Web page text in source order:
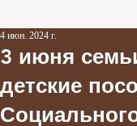
3 июня
детские
4 июн. 2024 г.